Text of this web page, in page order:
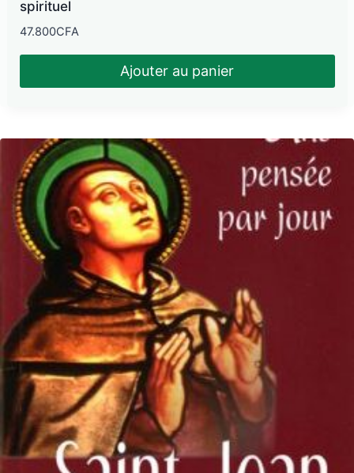
spirituel
47.800CFA
Ajouter au panier